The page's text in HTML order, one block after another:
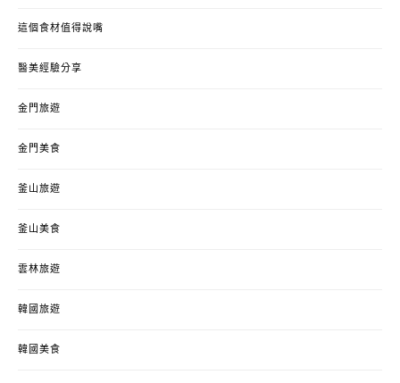
這個食材值得說嘴
醫美經驗分享
金門旅遊
金門美食
釜山旅遊
釜山美食
雲林旅遊
韓國旅遊
韓國美食